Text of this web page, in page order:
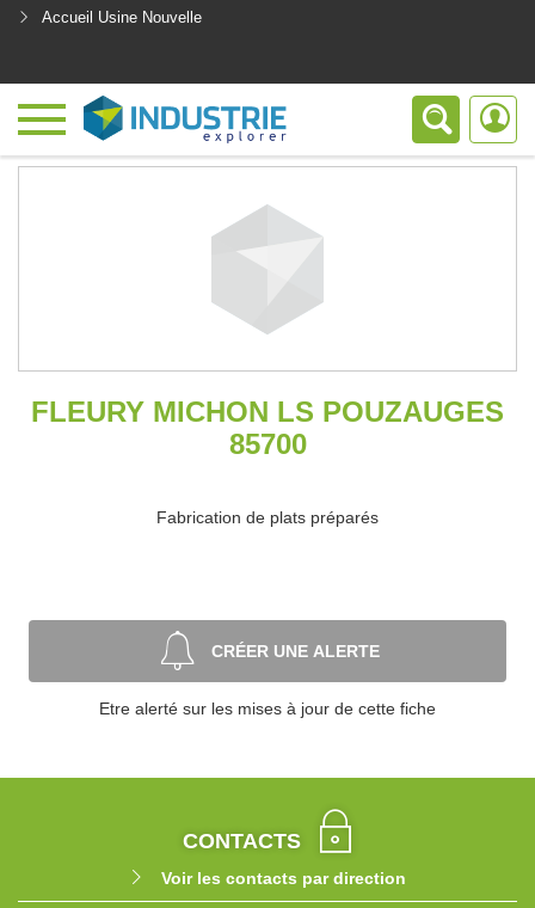
Accueil Usine Nouvelle
FLEURY MICHON LS POUZAUGES
85700
Fabrication de plats préparés
CRÉER UNE ALERTE
Etre alerté sur les mises à jour de cette fiche
CONTACTS
Voir les contacts par direction